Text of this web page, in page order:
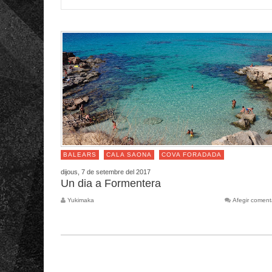
BALEARS CALA SAONA COVA FORADADA
dijous, 7 de setembre del 2017
Un dia a Formentera
Yukimaka Afegir